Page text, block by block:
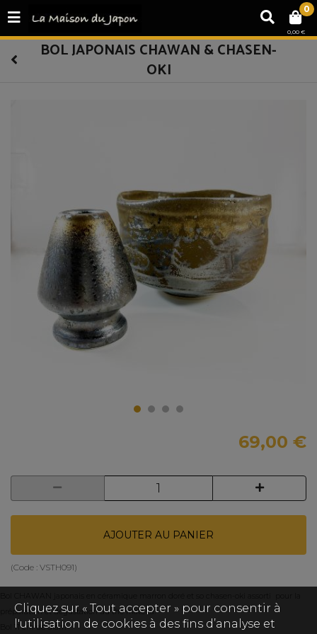
0
0,00 €
BOL JAPONAIS CHAWAN & CHASEN-
OKI
69,00 €
AJOUTER AU PANIER
(Code : VSTH091)
préparation et dégustation du thé matcha.
Bol 11 cm de diam
Cliquez sur « Tout accepter » pour consentir à
l'utilisation de cookies à des fins d’analyse et